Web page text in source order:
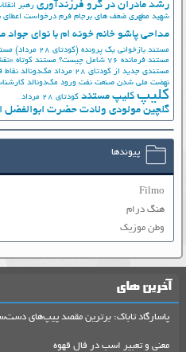
رشد مادران در گرو فرزندآوری رهبر
شهید مطهری ضعف های برجام فرم درخواست اعطای
مداحی پاشو خانم خونه ام با نوای جواد
مستند بازخوانی یک پرونده (کودتای 28 مرداد)
مستند فرمانده 76 شامل چیست؟
مستند کوتاه
مستندی جدید از کودتای 28 مرداد
مک‌دونالد نقاط
نهضت ملي شدن صنعت نفت ورود مک‌دونالد
کلیپ کلیپ مستند کودتای 28 مرداد
گلچین مولودی ولادت حضرت ابوالفضل
پیوندها
Filmo
هنگ درام
وطن موزیک
آخرین های
پاسارگاد تاباک: برترین مقصد پیپ‌های
معنی و تعبیر اسب در فال قهوه